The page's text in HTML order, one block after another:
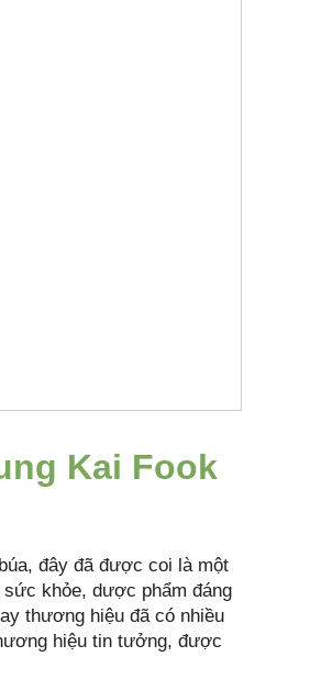
Kai Fook
đây đã được coi là một
khỏe, dược phẩm đáng
thương hiệu đã có nhiều
hiệu tin tưởng, được